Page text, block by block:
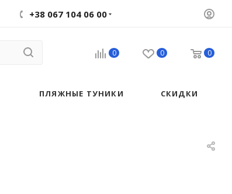
+38 067 104 06 00
0 0 0
ПЛЯЖНЫЕ ТУНИКИ СКИДКИ